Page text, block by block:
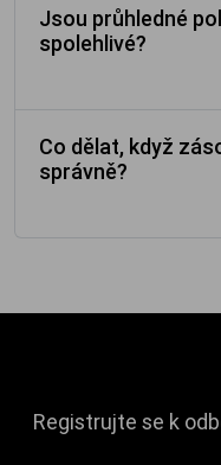
Jsou průhledné
spolehlivé?
Co dělat, když
správně?
Registrujte se k